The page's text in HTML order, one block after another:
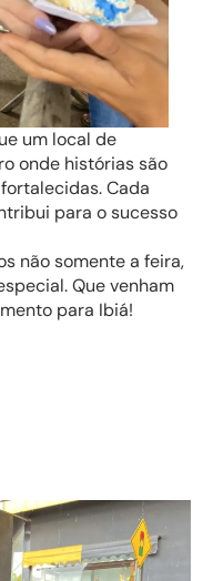
um local de
onde histórias são
Cada
para o sucesso
não somente a feira,
Que venham
para Ibiá!